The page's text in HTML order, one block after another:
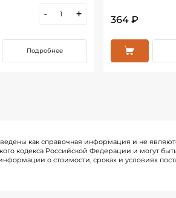
- +
Подробнее
364 ₽
как справочная информация и не
кодекса Российской Федерации и могут
о стоимости, сроках и условиях